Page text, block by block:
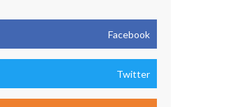
Facebook
Twitter